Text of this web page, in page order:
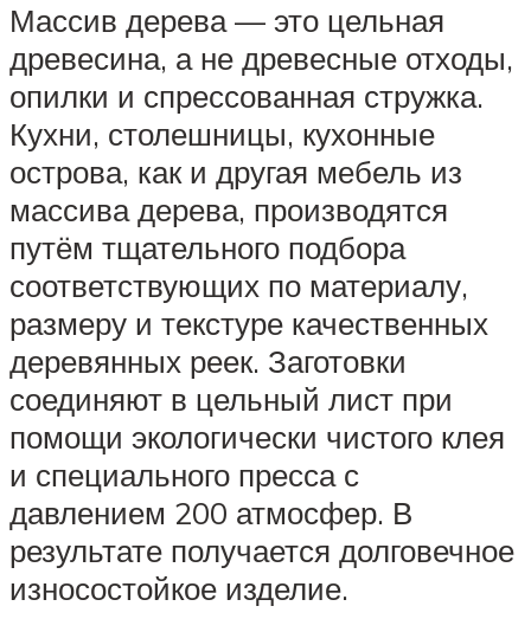
Массив дерева — это цельная
древесина, а не древесные отходы,
опилки и спрессованная стружка.
Кухни, столешницы, кухонные
острова, как и другая мебель из
массива дерева, производятся
путём тщательного подбора
соответствующих по материалу,
размеру и текстуре качественных
деревянных реек. Заготовки
соединяют в цельный лист при
помощи экологически чистого клея
и специального пресса с
давлением 200 атмосфер. В
результате получается долговечное
износостойкое изделие.